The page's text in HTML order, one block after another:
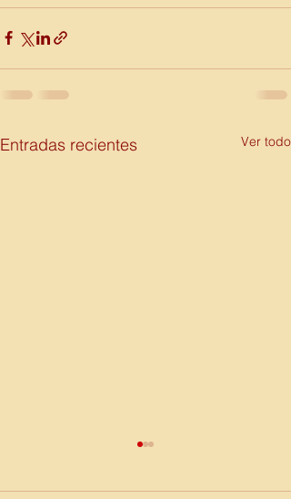
Entradas recientes Ver todo